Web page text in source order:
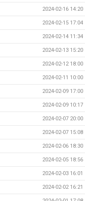
2024-02-16 14:20
2024-02-15 17:04
2024-02-14 11:34
2024-02-13 15:20
2024-02-12 18:00
2024-02-11 10:00
2024-02-09 17:00
2024-02-09 10:17
2024-02-07 20:00
2024-02-07 15:08
2024-02-06 18:30
2024-02-05 18:56
2024-02-03 16:01
2024-02-02 16:21